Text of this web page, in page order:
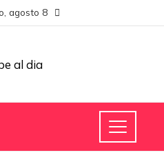
agosto 8